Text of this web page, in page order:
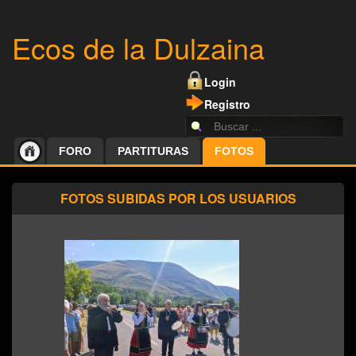
Ecos de la Dulzaina
Login
Registro
FORO PARTITURAS FOTOS
FOTOS SUBIDAS POR LOS USUARIOS
Dulzaineros de Las
Machorras